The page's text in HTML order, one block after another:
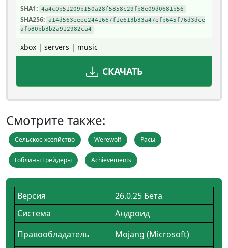
SHA1: 4a4c0b51209b150a28f5858c29fb8e09d0681b56
SHA256: a14d563eeee2441667f1e613b33a47efb645f76d3dce
afb80bb3b2a912982ca4
xbox | servers | music
СКАЧАТЬ
Смотрите также:
Сельское хозяйство Werewolf Расы
Гоблины Трейдеры Achievements
Версия
26.0.25 Бета
Система
Андроид
Правообладатель
Mojang (Microsoft)